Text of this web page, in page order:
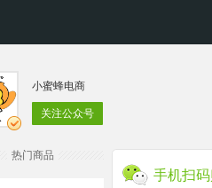
小蜜蜂电商
关注公众号
热门商品
手机扫